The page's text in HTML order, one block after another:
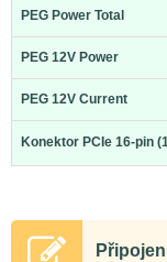
PEG Power Total
PEG 12V Power
PEG 12V Current
Konektor PCIe 16-pin